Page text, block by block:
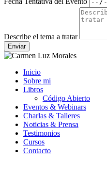
Describe el tema a tratar
Enviar
Inicio
Sobre mi
Libros
Código Abierto
Eventos & Webinars
Charlas & Talleres
Noticias & Prensa
Testimonios
Cursos
Contacto